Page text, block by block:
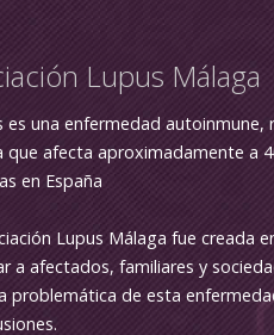
Lupus Málaga
es una enfermedad autoinmune,
que afecta aproximadamente a
en España
Lupus Málaga fue creada
a afectados, familiares y
problemática de esta